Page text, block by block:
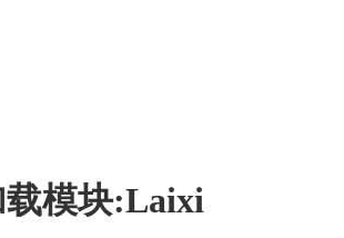
载模块:Laixi